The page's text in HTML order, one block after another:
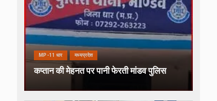
MP-11 धार मध्यप्रदेश
कप्तान की मेहनत पर पानी फेरती मांडव पुलिस